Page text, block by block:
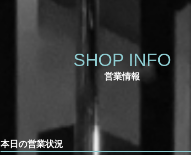
SHOP INFO
営業情報
本日の営業状況